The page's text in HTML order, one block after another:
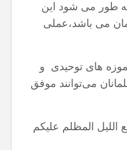
طور می شود این
می باشد،عملی
های توحیدی و
می‌توانند موفق
اللیل المظلم علیکم